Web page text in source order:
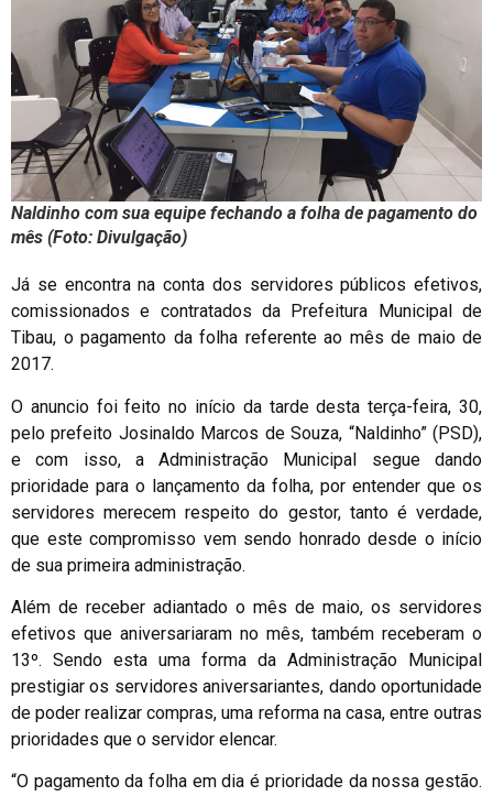
Naldinho com sua equipe fechando a folha de pagamento do
mês (Foto: Divulgação)
Já se encontra na conta dos servidores públicos efetivos,
comissionados e contratados da Prefeitura Municipal de
Tibau, o pagamento da folha referente ao mês de maio de
2017.
O anuncio foi feito no início da tarde desta terça-feira, 30,
pelo prefeito Josinaldo Marcos de Souza, “Naldinho” (PSD),
e com isso, a Administração Municipal segue dando
prioridade para o lançamento da folha, por entender que os
servidores merecem respeito do gestor, tanto é verdade,
que este compromisso vem sendo honrado desde o início
de sua primeira administração.
Além de receber adiantado o mês de maio, os servidores
efetivos que aniversariaram no mês, também receberam o
13º. Sendo esta uma forma da Administração Municipal
prestigiar os servidores aniversariantes, dando oportunidade
de poder realizar compras, uma reforma na casa, entre outras
prioridades que o servidor elencar.
“O pagamento da folha em dia é prioridade da nossa gestão.